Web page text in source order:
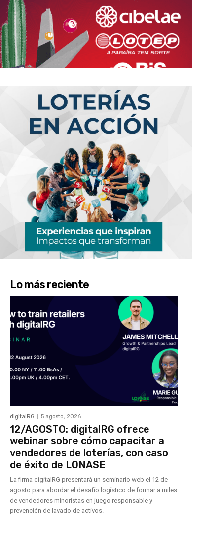
Lo más reciente
digitalRG 5 agosto, 2026
12/AGOSTO: digitalRG ofrece
webinar sobre cómo capacitar a
vendedores de loterías, con caso
de éxito de LONASE
La firma digitalRG presentará un seminario web el 12 de
agosto para abordar el desafío logístico de formar a miles
de vendedores minoristas en juego responsable y
prevención de lavado de activos.